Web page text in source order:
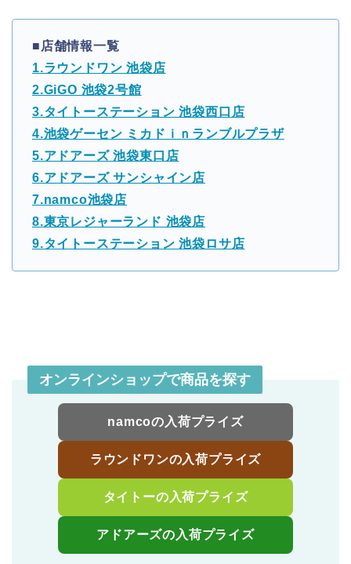
■店舗情報一覧
1.ラウンドワン 池袋店
2.GiGO 池袋2号館
3.タイトーステーション 池袋西口店
4.池袋ゲーセン ミカドｉｎランブルプラザ
5.アドアーズ 池袋東口店
6.アドアーズ サンシャイン店
7.namco池袋店
8.東京レジャーランド 池袋店
9.タイトーステーション 池袋ロサ店
オンラインショップで商品を探す
namcoの入荷プライズ
ラウンドワンの入荷プライズ
タイトーの入荷プライズ
アドアーズの入荷プライズ